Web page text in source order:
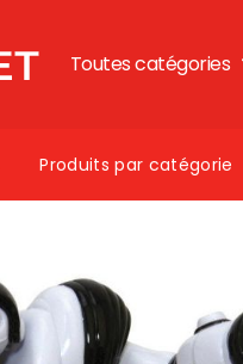
Toutes catégories
Produits par catégorie